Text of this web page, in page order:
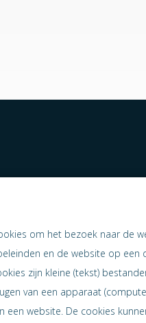
naar samen
om het bezoek naar de
en de website op een
zijn kleine (tekst)
van een apparaat
een website. De cookies